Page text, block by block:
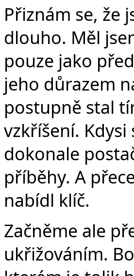
Přiznám se, že
dlouho. Měl
pouze jako
jeho důrazem
postupně stal
vzkříšení.
dokonale
příběhy. A
nabídl klíč.
Začněme ale
ukřižováním.